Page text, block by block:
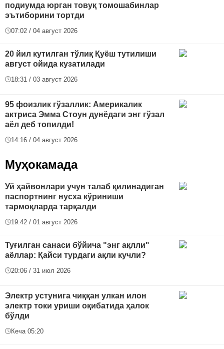
подиумда юрган товуқ томошабинлар
эътиборини тортди
07:02 / 04 август 2026
20 йил кутилган тўлиқ Қуёш тутилиши
август ойида кузатилади
18:31 / 03 август 2026
95 фоизлик гўзаллик: Америкалик
актриса Эмма Стоун дунёдаги энг гўзал
аёл деб топилди!
14:16 / 04 август 2026
Муҳокамада
Уй ҳайвонлари учун талаб қилинадиган
паспортнинг нусха кўриниши
тармоқларда тарқалди
19:42 / 01 август 2026
Туғилган санаси бўйича "энг ақлли"
аёллар: Қайси турдаги ақли кучли?
20:06 / 31 июл 2026
Электр устунига чиққан улкан илон
электр токи уриши оқибатида ҳалок
бўлди
Кеча 05:20